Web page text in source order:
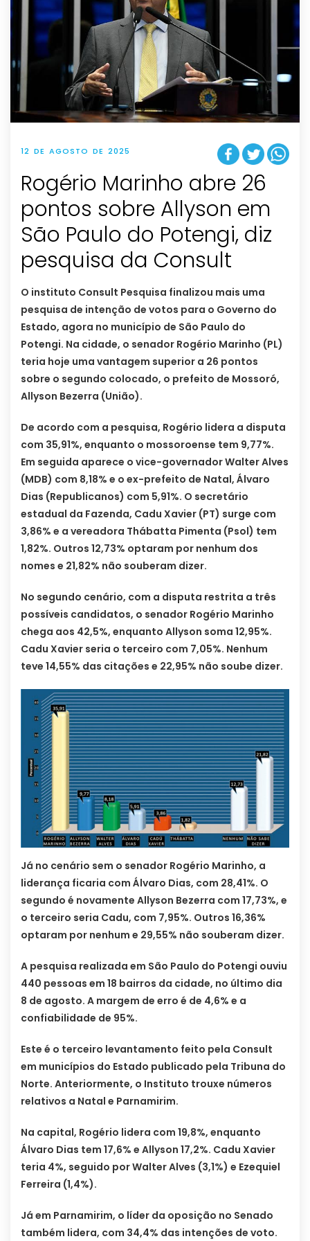
12 DE AGOSTO DE 2025
Rogério Marinho abre 26
pontos sobre Allyson em
São Paulo do Potengi, diz
pesquisa da Consult
O instituto Consult Pesquisa finalizou mais uma
pesquisa de intenção de votos para o Governo do
Estado, agora no município de São Paulo do
Potengi. Na cidade, o senador Rogério Marinho (PL)
teria hoje uma vantagem superior a 26 pontos
sobre o segundo colocado, o prefeito de Mossoró,
Allyson Bezerra (União).
De acordo com a pesquisa, Rogério lidera a disputa
com 35,91%, enquanto o mossoroense tem 9,77%.
Em seguida aparece o vice-governador Walter Alves
(MDB) com 8,18% e o ex-prefeito de Natal, Álvaro
Dias (Republicanos) com 5,91%. O secretário
estadual da Fazenda, Cadu Xavier (PT) surge com
3,86% e a vereadora Thábatta Pimenta (Psol) tem
1,82%. Outros 12,73% optaram por nenhum dos
nomes e 21,82% não souberam dizer.
No segundo cenário, com a disputa restrita a três
possíveis candidatos, o senador Rogério Marinho
chega aos 42,5%, enquanto Allyson soma 12,95%.
Cadu Xavier seria o terceiro com 7,05%. Nenhum
teve 14,55% das citações e 22,95% não soube dizer.
Já no cenário sem o senador Rogério Marinho, a
liderança ficaria com Álvaro Dias, com 28,41%. O
segundo é novamente Allyson Bezerra com 17,73%, e
o terceiro seria Cadu, com 7,95%. Outros 16,36%
optaram por nenhum e 29,55% não souberam dizer.
A pesquisa realizada em São Paulo do Potengi ouviu
440 pessoas em 18 bairros da cidade, no último dia
8 de agosto. A margem de erro é de 4,6% e a
confiabilidade de 95%.
Este é o terceiro levantamento feito pela Consult
em municípios do Estado publicado pela Tribuna do
Norte. Anteriormente, o Instituto trouxe números
relativos a Natal e Parnamirim.
Na capital, Rogério lidera com 19,8%, enquanto
Álvaro Dias tem 17,6% e Allyson 17,2%. Cadu Xavier
teria 4%, seguido por Walter Alves (3,1%) e Ezequiel
Ferreira (1,4%).
Já em Parnamirim, o líder da oposição no Senado
também lidera, com 34,4% das intenções de voto.